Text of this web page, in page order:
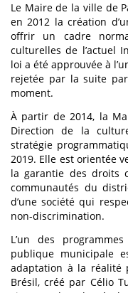
Le Maire de la ville de
en 2012 la création
offrir un cadre
culturelles de l’actuel
loi a été approuvée à
rejetée par la suite
moment.
À partir de 2014, la
Direction de la
stratégie
2019. Elle est orientée
la garantie des droits
communautés du
d’une société qui
non-discrimination.
L’un des
publique municipale
adaptation à la réalité
Brésil, créé par Célio